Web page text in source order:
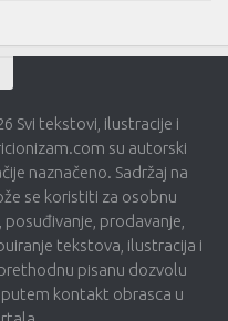
Svi tekstovi, ilustracije i
su autorski
naznačeno. Sadržaj na
se koristiti za osobnu
prodavanje,
tekstova, ilustracija i
pisanu dozvolu
kontakt obrasca u